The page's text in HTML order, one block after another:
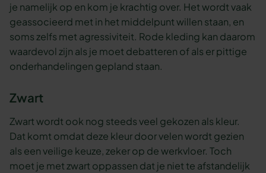
je namelijk op en kom je krachtig over. Het wordt vaak
geassocieerd met in het middelpunt willen staan, en
soms zelfs met agressiviteit. Rode kleding kan daarom
waardevol zijn als je moet debatteren of als er pittige
onderhandelingen gepland staan.
Zwart
Zwart wordt ook nog steeds veel gekozen als kleur.
Dat komt omdat deze kleur door velen wordt gezien
als een veilige keuze, zeker op de werkvloer. Toch
moet je met zwart oppassen dat je niet te afstandelijk